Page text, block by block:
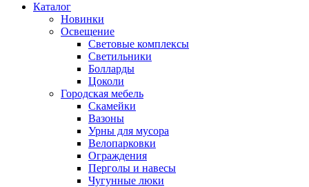
Каталог
Новинки
Освещение
Световые комплексы
Светильники
Болларды
Цоколи
Городская мебель
Скамейки
Вазоны
Урны для мусора
Велопарковки
Ограждения
Перголы и навесы
Чугунные люки